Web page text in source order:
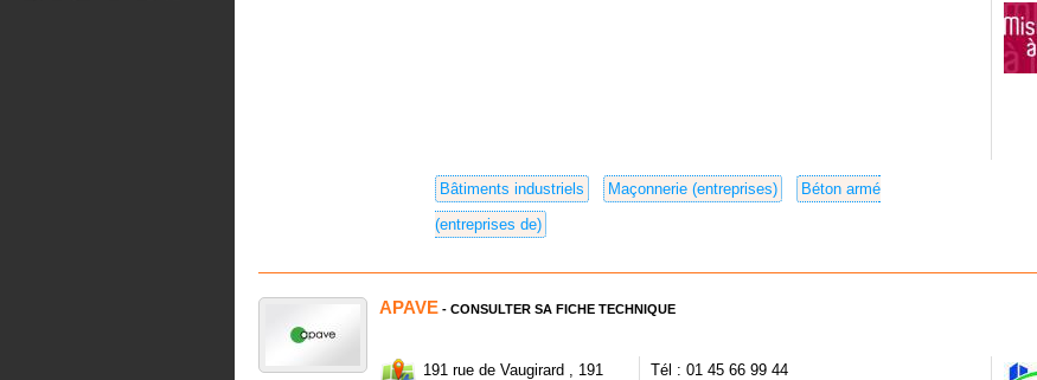
Bâtiments industriels Maçonnerie (entreprises)
Béton armé
(entreprises de)
APAVE - CONSULTER SA FICHE TECHNIQUE
191 rue de Vaugirard , 191
Tél : 01 45 66 99 44